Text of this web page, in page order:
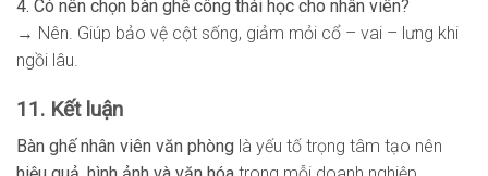
4. Có nên chọn bàn ghế công thái học cho nhân viên?
→ Nên. Giúp bảo vệ cột sống, giảm mỏi cổ – vai – lưng khi
ngồi lâu.
11. Kết luận
Bàn ghế nhân viên văn phòng là yếu tố trọng tâm tạo nên